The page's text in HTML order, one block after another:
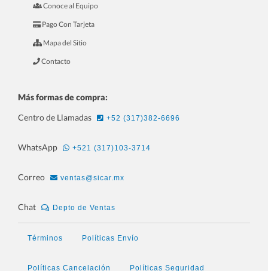
6.- Mini Curso Para Ferreterías
Conoce al Equipo
Pago Con Tarjeta
Mapa del Sitio
Contacto
Más formas de compra:
Centro de Llamadas
+52 (317)382-6696
WhatsApp +521 (317)103-3714
Correo ventas@sicar.mx
Chat Depto de Ventas
Términos Políticas Envío
Políticas Cancelación Políticas Seguridad